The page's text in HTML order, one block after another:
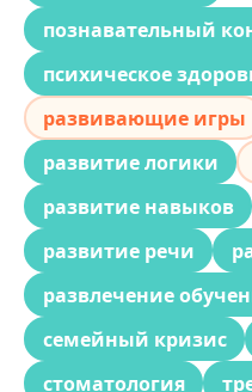
познавательный
психическое
развивающие игры
развитие логики
развитие навыков
развитие речи
развлечение
семейный кризис
стоматология